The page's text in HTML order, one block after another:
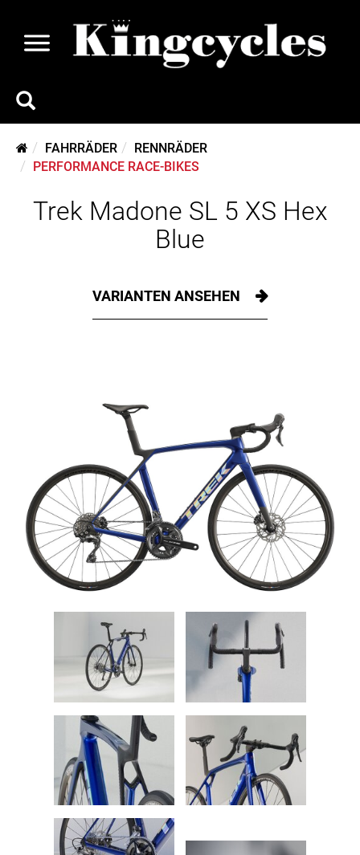
FAHRRÄDER
RENNRÄDER
PERFORMANCE RACE-BIKES
Trek Madone SL 5 XS Hex
Blue
VARIANTEN ANSEHEN